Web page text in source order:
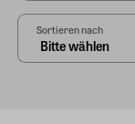
Sortieren nach